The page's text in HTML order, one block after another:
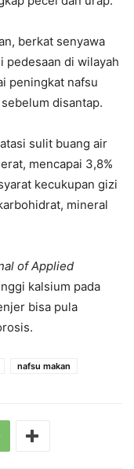
berkat senyawa
pedesaan di wilayah
peningkat nafsu
disantap.
sulit buang air
mencapai 3,8%
kecukupan gizi
mineral
of Applied
kalsium pada
bisa pula
nafsu makan